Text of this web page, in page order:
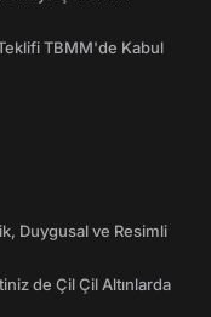
TBMM'de Kabul
Duygusal ve Resimli
de Çil Çil Altınlarda